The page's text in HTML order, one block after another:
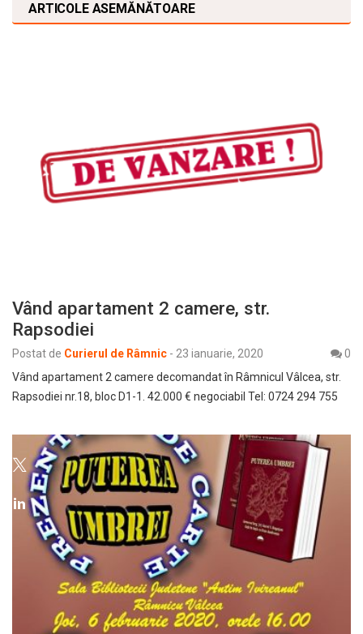
ARTICOLE ASEMĂNĂTOARE
Vând apartament 2 camere, str.
Rapsodiei
Postat de Curierul de Râmnic - 23 ianuarie, 2020
0
Vând apartament 2 camere decomandat în Râmnicul Vâlcea, str.
Rapsodiei nr.18, bloc D1-1. 42.000 € negociabil Tel: 0724 294 755